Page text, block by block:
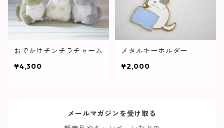
おでかけチンチラチャーム
¥4,300
メタルキーホルダー
¥2,000
メールマガジンを受け取る